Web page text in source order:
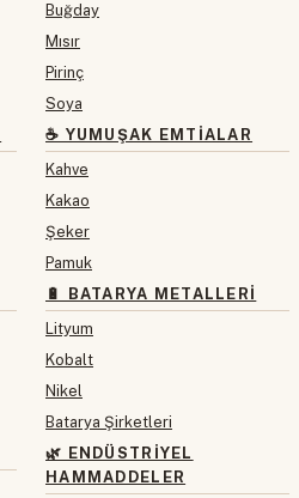
Buğday
Mısır
Pirinç
Soya
☕ YUMUŞAK EMTIALAR
Kahve
Kakao
Şeker
Pamuk
🔋 BATARYA METALLERI
Lityum
Kobalt
Nikel
Batarya Şirketleri
🌿 ENDÜSTRIYEL
HAMMADDELER